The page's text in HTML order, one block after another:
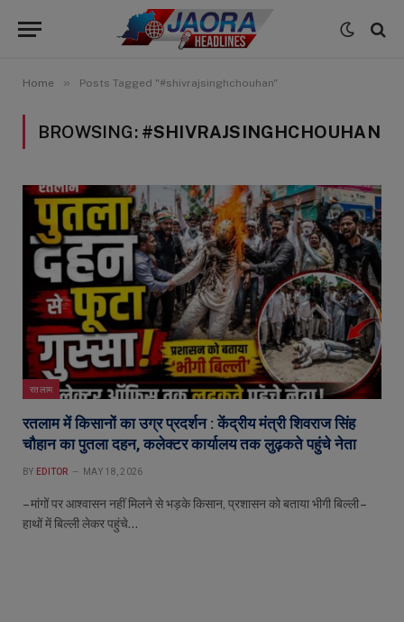
Home » Posts Tagged "#shivrajsinghchouhan"
BROWSING: #SHIVRAJSINGHCHOUHAN
रतलाम
रतलाम में किसानों का उग्र प्रदर्शन : केंद्रीय मंत्री शिवराज सिंह
चौहान का पुतला दहन, कलेक्टर कार्यालय तक लुढ़कते पहुंचे नेता
BY EDITOR MAY 18, 2026
– मांगों पर आश्वासन नहीं मिलने से भड़के किसान, प्रशासन को बताया भीगी बिल्ली –
हाथों में बिल्ली लेकर पहुंचे…